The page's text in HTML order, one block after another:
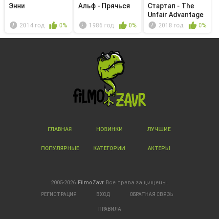
Энни
2014 год 0%
Альф - Прячься
1986 год 0%
Стартап - The
Unfair Advantage
2018 год 0%
ГЛАВНАЯ НОВИНКИ ЛУЧШИЕ
ПОПУЛЯРНЫЕ КАТЕГОРИИ АКТЕРЫ
2005-2026 FilmoZavr Все права защищены.
РЕГИСТРАЦИЯ ВХОД ОБРАТНАЯ СВЯЗЬ
ПРАВИЛА